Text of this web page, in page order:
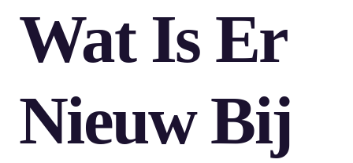
Wat Is Er
Nieuw Bij